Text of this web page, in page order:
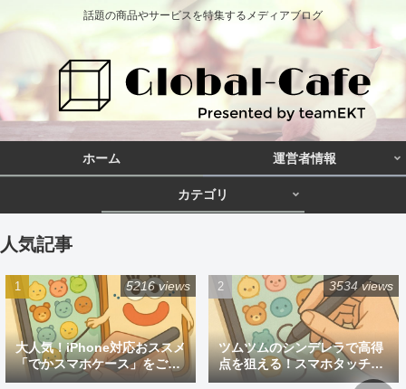
話題の商品やサービスを特集するメディアブログ
ホーム 運営者情報
カテゴリ
人気記事
大人気！iPhone対応おススメ
「でかスマホケース」をご紹
介
5216 views
ツムツムのシンデレラで高得
点を狙える！スマホタッチペ
ン
3534 views